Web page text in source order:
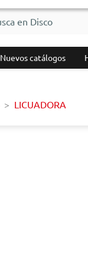
Nuevos catálogos
LICUADORA